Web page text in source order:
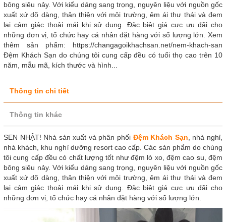
bông siêu nảy. Với kiểu dáng sang trọng, nguyên liệu với nguồn gốc
xuất xứ dõ dàng, thân thiện với môi trường, êm ái thư thái và đem
lại cảm giác thoải mái khi sử dụng. Đặc biệt giá cực ưu đãi cho
những đơn vị, tố chức hay cá nhân đặt hàng với số lượng lớn. Xem
thêm sản phẩm: https://changagoikhachsan.net/nem-khach-san
Đệm Khách Sạn do chúng tôi cung cấp đều có tuổi thọ cao trên 10
năm, mẫu mã, kích thước và hình...
Thông tin chi tiết
Thông tin khác
SEN NHẬT! Nhà sản xuất và phân phối Đệm Khách Sạn , nhà nghỉ,
nhà khách, khu nghỉ dưỡng resort cao cấp. Các sản phẩm do chúng
tôi cung cấp đều có chất lượng tốt như đệm lò xo, đệm cao su, đệm
bông siêu nảy. Với kiểu dáng sang trọng, nguyên liệu với nguồn gốc
xuất xứ dõ dàng, thân thiện với môi trường, êm ái thư thái và đem
lại cảm giác thoải mái khi sử dụng. Đặc biệt giá cực ưu đãi cho
những đơn vị, tố chức hay cá nhân đặt hàng với số lượng lớn.